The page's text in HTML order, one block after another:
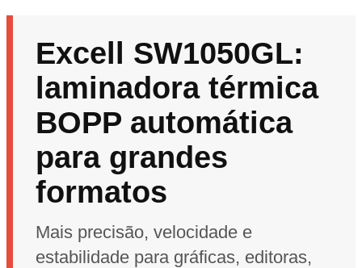
Excell SW1050GL:
laminadora térmica
BOPP automática
para grandes
formatos
Mais precisão, velocidade e
estabilidade para gráficas, editoras,